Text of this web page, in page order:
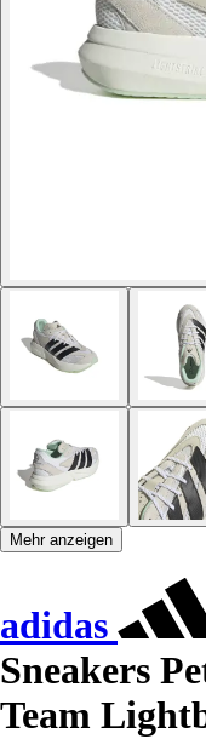
Mehr anzeigen
adidas
Sneakers
Team